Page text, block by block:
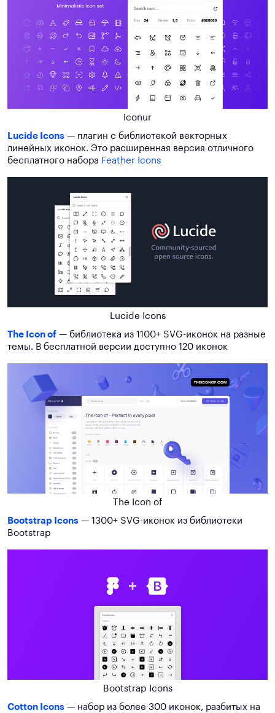
Iconur
Lucide Icons — плагин с библиотекой векторных
линейных иконок. Это расширенная версия отличного
бесплатного набора Feather Icons
Lucide Icons
The Icon of — библиотека из 1100+ SVG-иконок на разные
темы. В бесплатной версии доступно 120 иконок
The Icon of
Bootstrap Icons — 1300+ SVG-иконок из библиотеки
Bootstrap
Bootstrap Icons
Cotton Icons — набор из более 300 иконок, разбитых на